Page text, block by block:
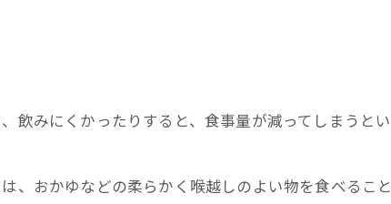
飲みにくかったりすると、食事量が減ってしまうと
、おかゆなどの柔らかく喉越しのよい物を食べること